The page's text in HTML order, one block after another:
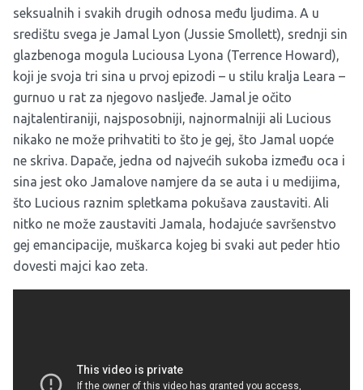
seksualnih i svakih drugih odnosa među ljudima. A u
središtu svega je Jamal Lyon (Jussie Smollett), srednji sin
glazbenoga mogula Luciousa Lyona (Terrence Howard),
koji je svoja tri sina u prvoj epizodi – u stilu kralja Leara –
gurnuo u rat za njegovo nasljeđe. Jamal je očito
najtalentiraniji, najsposobniji, najnormalniji ali Lucious
nikako ne može prihvatiti to što je gej, što Jamal uopće
ne skriva. Dapače, jedna od najvećih sukoba između oca i
sina jest oko Jamalove namjere da se auta i u medijima,
što Lucious raznim spletkama pokušava zaustaviti. Ali
nitko ne može zaustaviti Jamala, hodajuće savršenstvo
gej emancipacije, muškarca kojeg bi svaki aut peder htio
dovesti majci kao zeta.